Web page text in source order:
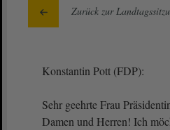
Zurück zur
Konstantin Pott (FDP):
Sehr geehrte Frau
Damen und Herren! Ich